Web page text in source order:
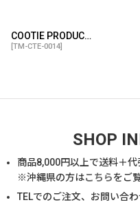
COOTIE PRODUCTIONS/Raza Jog Trainer（Black）［ジョグトレーナー-24秋冬］
[TM-CTE-0014]
SHOP
商品8,000円以上で送料＋代
※沖縄県の方はこちらをご
TELでのご注文、お問い合わ